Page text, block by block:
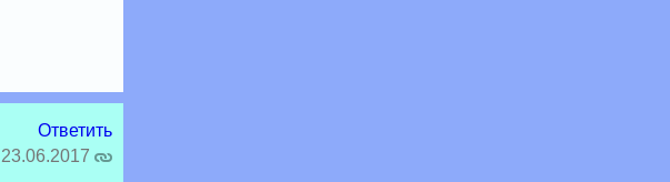
Ответить
23.06.2017